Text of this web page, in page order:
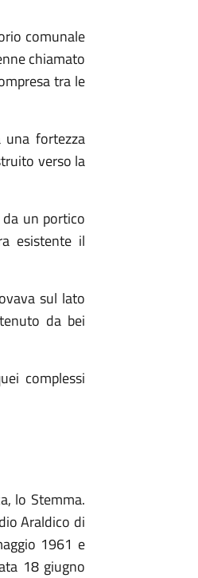
comunale
chiamato
tra le
una fortezza
verso la
un portico
esistente il
sul lato
da bei
complessi
lo Stemma.
Araldico di
1961 e
18 giugno